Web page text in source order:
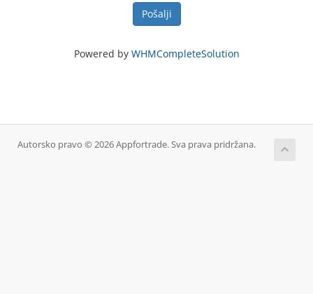
Pošalji
Powered by WHMCompleteSolution
Autorsko pravo © 2026 Appfortrade. Sva prava pridržana.